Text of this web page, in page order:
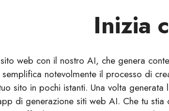
Inizia
web con il nostro AI, che genera
semplifica notevolmente il processo di
sito in pochi istanti. Una volta
di generazione siti web AI. Che tu